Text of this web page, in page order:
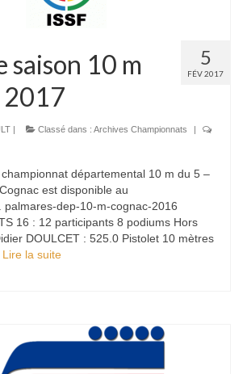
5
FÉV 2017
saison 10 m
| Classé dans : Archives Championnats
|
départemental 10 m du 5 –
est disponible au
palmares-dep-10-m-cognac-2016
16 : 12 participants 8 podiums Hors
DOULCET : 525.0 Pistolet 10 mètres
Lire la suite­­